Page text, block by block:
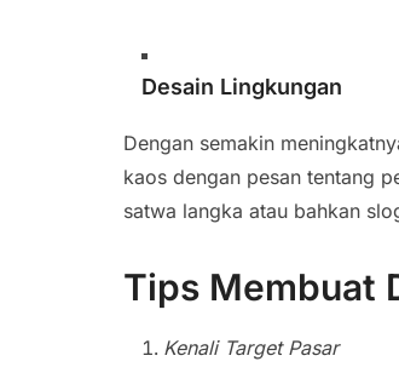
Desain Lingkungan
Dengan semakin
kaos dengan pesan tentang
satwa langka atau bahkan
Tips Membuat
Kenali Target Pasar